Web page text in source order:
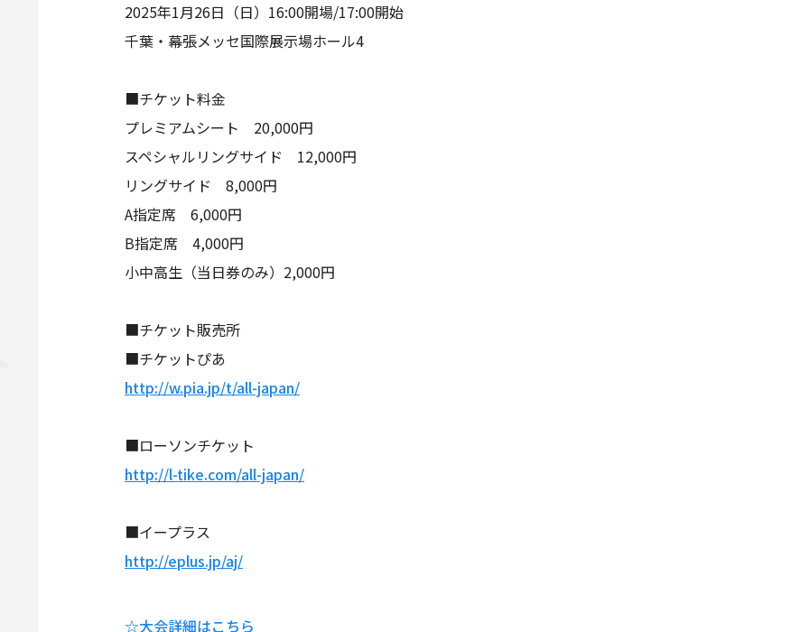
2025年1月26日（日）16:00開場/17:00開始
千葉・幕張メッセ国際展示場ホール4
■チケット料金
プレミアムシート 20,000円
スペシャルリングサイド 12,000円
リングサイド 8,000円
A指定席 6,000円
B指定席 4,000円
小中高生（当日券のみ）2,000円
■チケット販売所
■チケットぴあ
http://w.pia.jp/t/all-japan/
■ローソンチケット
http://l-tike.com/all-japan/
■イープラス
http://eplus.jp/aj/
☆大会詳細はこちら